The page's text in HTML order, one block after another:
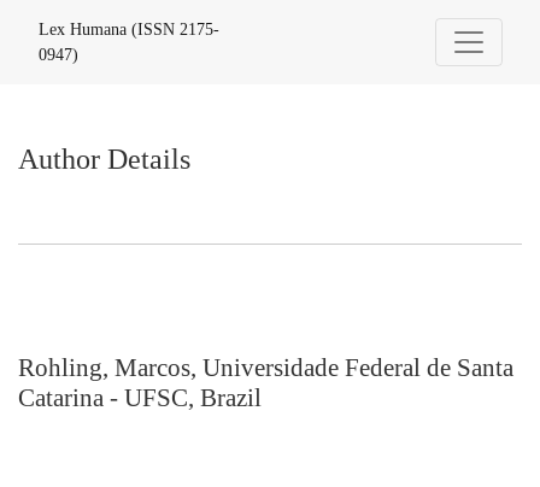
Lex Humana (ISSN 2175-
0947)
Author Details
Rohling, Marcos, Universidade Federal de Santa
Catarina - UFSC, Brazil